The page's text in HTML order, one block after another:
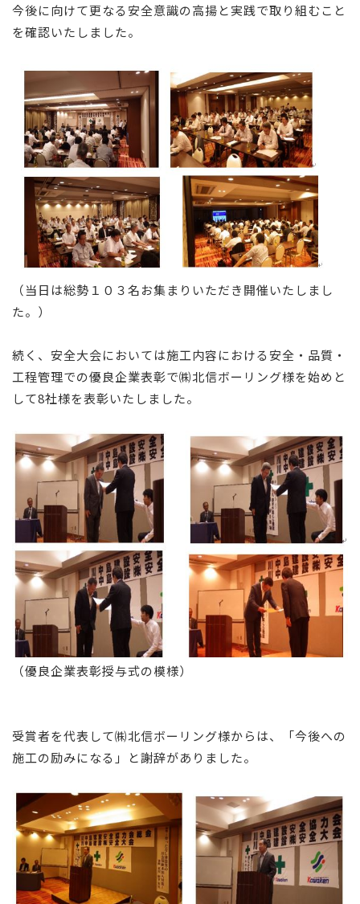
今後に向けて更なる安全意識の高揚と実践で取り組むこと
を確認いたしました。
（当日は総勢１０３名お集まりいただき開催いたしまし
た。）
続く、安全大会においては施工内容における安全・品質・
工程管理での優良企業表彰で㈱北信ボーリング様を始めと
して8社様を表彰いたしました。
（優良企業表彰授与式の模様）
受賞者を代表して㈱北信ボーリング様からは、「今後への
施工の励みになる」と謝辞がありました。